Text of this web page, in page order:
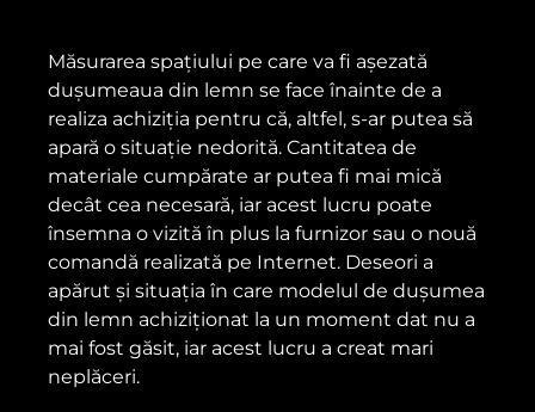
Măsurarea spațiului pe care va fi așezată
dușumeaua din lemn se face înainte de a
realiza achiziția pentru că, altfel, s-ar putea să
apară o situație nedorită. Cantitatea de
materiale cumpărate ar putea fi mai mică
decât cea necesară, iar acest lucru poate
însemna o vizită în plus la furnizor sau o nouă
comandă realizată pe Internet. Deseori a
apărut și situația în care modelul de dușumea
din lemn achiziționat la un moment dat nu a
mai fost găsit, iar acest lucru a creat mari
neplăceri.